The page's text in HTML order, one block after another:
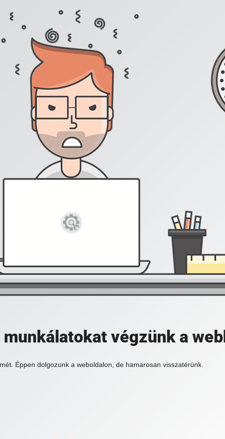
végzünk a
Éppen dolgozunk a weboldalon, de hamarosan visszatérünk.